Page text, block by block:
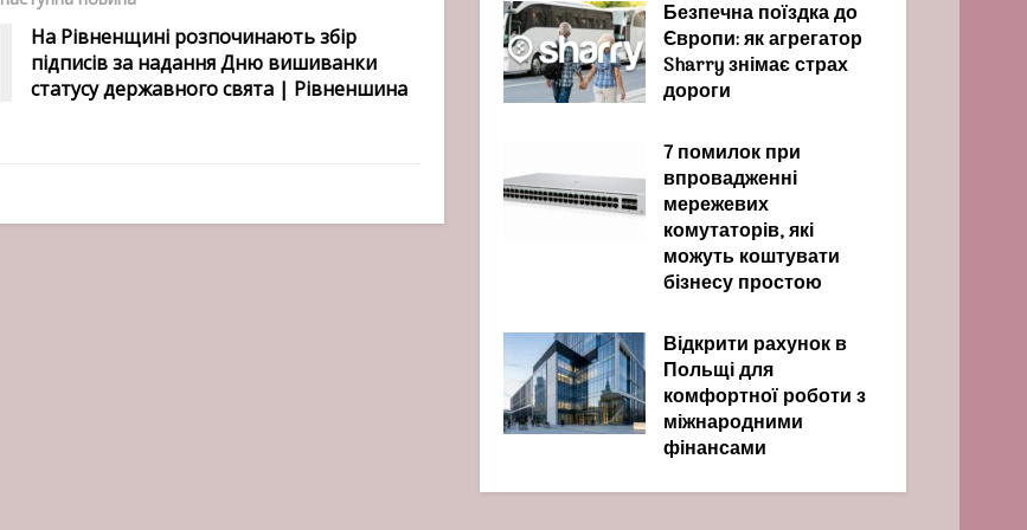
На Рівненщині розпочинають збір
підписів за надання Дню вишиванки
статусу державного свята | Рівненшина
Безпечна поїздка до
Європи: як агрегатор
Sharry знімає страх
дороги
7 помилок при
впровадженні
мережевих
комутаторів, які
можуть коштувати
бізнесу простою
Відкрити рахунок в
Польщі для
комфортної роботи з
міжнародними
фінансами